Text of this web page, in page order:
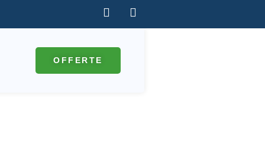
OFFERTE